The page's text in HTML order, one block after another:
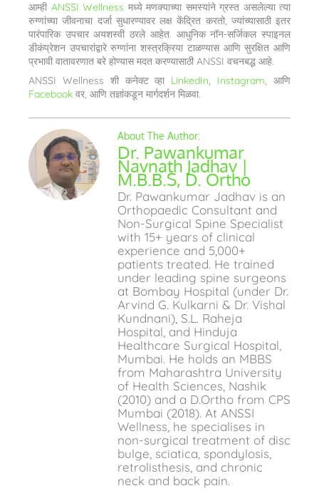
आम्ही ANSSI Wellness मध्ये मणक्याच्या समस्यांने ग्रस्त असलेल्या त्या
रुग्णांच्या जीवनाचा दर्जा सुधारण्यावर लक्ष केंद्रित करतो, ज्यांच्यासाठी इतर
पारंपारिक उपचार अयशस्वी ठरले आहेत. आधुनिक नॉन-सर्जिकल स्पाइनल
डीकंप्रेशन उपचारांद्वारे रुग्णांना शस्त्रक्रिया टाळण्यास आणि सुरक्षित आणि
प्रभावी वातावरणात बरे होण्यास मदत करण्यासाठी ANSSI वचनबद्ध आहे.
ANSSI Wellness शी कनेक्ट व्हा LinkedIn, Instagram, आणि
Facebook वर, आणि तज्ञांकडून मार्गदर्शन मिळवा.
Dr. Pawankumar
Navnath Jadhav |
M.B.B.S, D. Ortho
Dr. Pawankumar Jadhav is an
Orthopaedic Consultant and
Non-Surgical Spine Specialist
with 15+ years of clinical
experience and 5,000+
patients treated. He trained
under leading spine surgeons
at Bombay Hospital (under Dr.
Arvind G. Kulkarni & Dr. Vishal
Kundnani), S.L. Raheja
Hospital, and Hinduja
Healthcare Surgical Hospital,
Mumbai. He holds an MBBS
from Maharashtra University
of Health Sciences, Nashik
(2010) and a D.Ortho from CPS
Mumbai (2018). At ANSSI
Wellness, he specialises in
non-surgical treatment of disc
bulge, sciatica, spondylosis,
retrolisthesis, and chronic
neck and back pain.